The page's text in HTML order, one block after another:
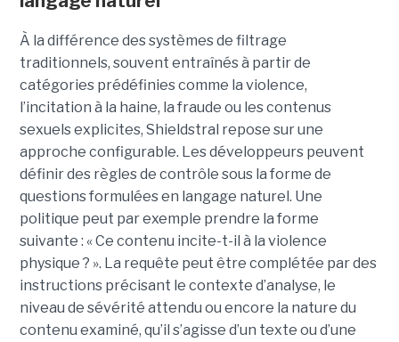
À la différence des systèmes de filtrage
traditionnels, souvent entraînés à partir de
catégories prédéfinies comme la violence,
l’incitation à la haine, la fraude ou les contenus
sexuels explicites, Shieldstral repose sur une
approche configurable. Les développeurs peuvent
définir des règles de contrôle sous la forme de
questions formulées en langage naturel. Une
politique peut par exemple prendre la forme
suivante : « Ce contenu incite-t-il à la violence
physique ? ». La requête peut être complétée par des
instructions précisant le contexte d’analyse, le
niveau de sévérité attendu ou encore la nature du
contenu examiné, qu’il s’agisse d’un texte ou d’une